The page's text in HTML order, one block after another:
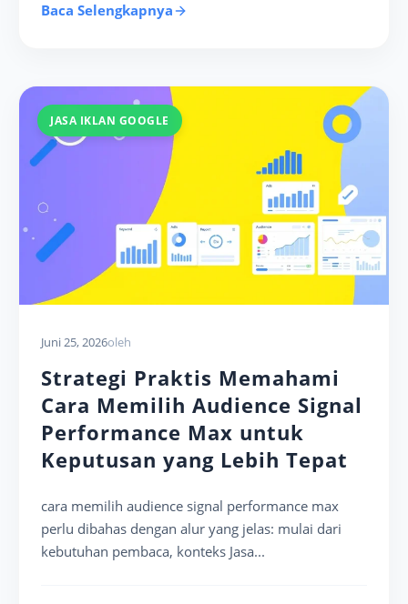
Baca Selengkapnya
JASA IKLAN GOOGLE
Juni 25, 2026oleh
Strategi Praktis Memahami
Cara Memilih Audience Signal
Performance Max untuk
Keputusan yang Lebih Tepat
cara memilih audience signal performance max
perlu dibahas dengan alur yang jelas: mulai dari
kebutuhan pembaca, konteks Jasa...